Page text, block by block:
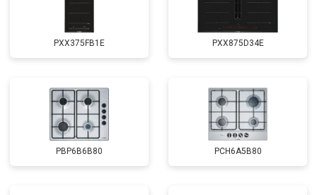
PXX375FB1E PXX875D34E
PBP6B6B80 PCH6A5B80